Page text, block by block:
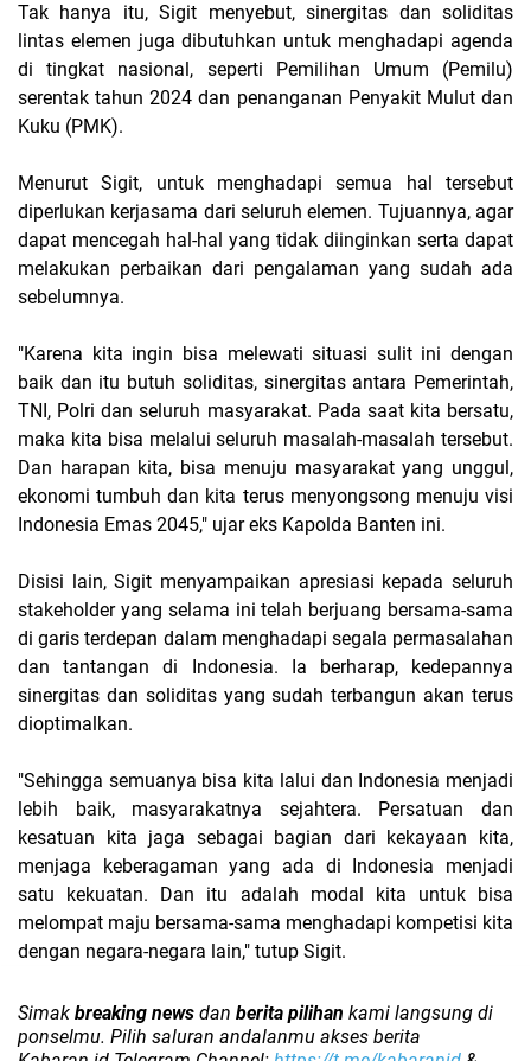
Tak hanya itu, Sigit menyebut, sinergitas dan soliditas
lintas elemen juga dibutuhkan untuk menghadapi agenda
di tingkat nasional, seperti Pemilihan Umum (Pemilu)
serentak tahun 2024 dan penanganan Penyakit Mulut dan
Kuku (PMK).
Menurut Sigit, untuk menghadapi semua hal tersebut
diperlukan kerjasama dari seluruh elemen. Tujuannya, agar
dapat mencegah hal-hal yang tidak diinginkan serta dapat
melakukan perbaikan dari pengalaman yang sudah ada
sebelumnya.
"Karena kita ingin bisa melewati situasi sulit ini dengan
baik dan itu butuh soliditas, sinergitas antara Pemerintah,
TNI, Polri dan seluruh masyarakat. Pada saat kita bersatu,
maka kita bisa melalui seluruh masalah-masalah tersebut.
Dan harapan kita, bisa menuju masyarakat yang unggul,
ekonomi tumbuh dan kita terus menyongsong menuju visi
Indonesia Emas 2045," ujar eks Kapolda Banten ini.
Disisi lain, Sigit menyampaikan apresiasi kepada seluruh
stakeholder yang selama ini telah berjuang bersama-sama
di garis terdepan dalam menghadapi segala permasalahan
dan tantangan di Indonesia. Ia berharap, kedepannya
sinergitas dan soliditas yang sudah terbangun akan terus
dioptimalkan.
"Sehingga semuanya bisa kita lalui dan Indonesia menjadi
lebih baik, masyarakatnya sejahtera. Persatuan dan
kesatuan kita jaga sebagai bagian dari kekayaan kita,
menjaga keberagaman yang ada di Indonesia menjadi
satu kekuatan. Dan itu adalah modal kita untuk bisa
melompat maju bersama-sama menghadapi kompetisi kita
dengan negara-negara lain," tutup Sigit.
Simak breaking news dan berita pilihan kami langsung di
ponselmu. Pilih saluran andalanmu akses berita